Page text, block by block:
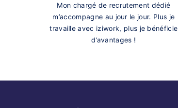
Mon chargé de recrutement dédié
m’accompagne au jour le jour. Plus je
travaille avec iziwork, plus je bénéficie
d’avantages !